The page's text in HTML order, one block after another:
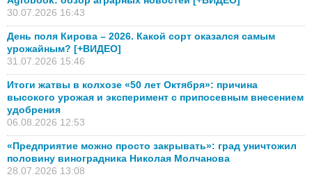
30.07.2026 16:43
День поля Кирова – 2026. Какой сорт оказался самым
урожайным? [+ВИДЕО]
31.07.2026 15:46
Итоги жатвы в колхозе «50 лет Октября»: причина
высокого урожая и эксперимент с припосевным внесением
удобрения
06.08.2026 12:53
«Предприятие можно просто закрывать»: град уничтожил
половину виноградника Николая Молчанова
28.07.2026 13:08